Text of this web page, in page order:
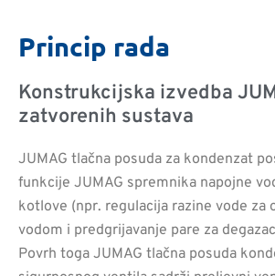
Princip rada
Konstrukcijska izvedba
zatvorenih sustava
JUMAG tlačna posuda za kondenzat
funkcije JUMAG spremnika napojne
kotlove (npr. regulacija razine vode za
vodom i predgrijavanje pare za
Povrh toga JUMAG tlačna posuda